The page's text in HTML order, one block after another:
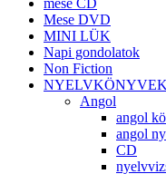
mese CD
Mese DVD
MINI LÜK
Napi gondolatok
Non Fiction
Angol
angol
angol
CD